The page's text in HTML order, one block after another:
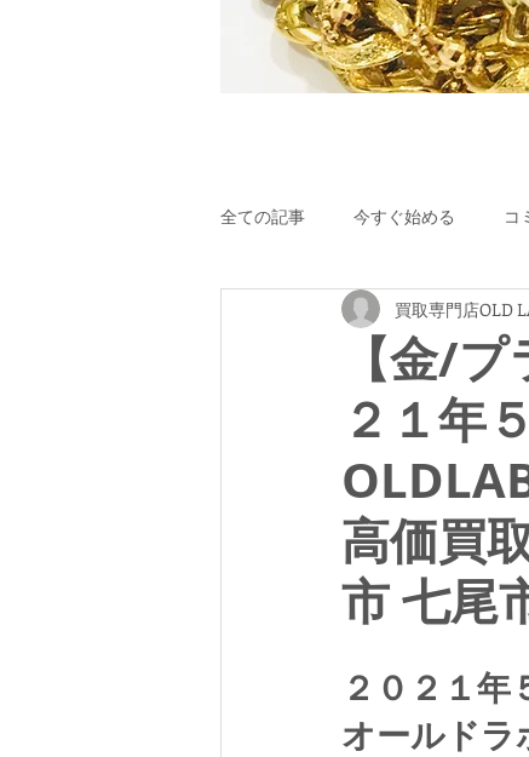
全ての記事 今すぐ始める コ
【金/
２１年
高価買
市 七尾
買取専門店OLD
２０２１年
オールドラ